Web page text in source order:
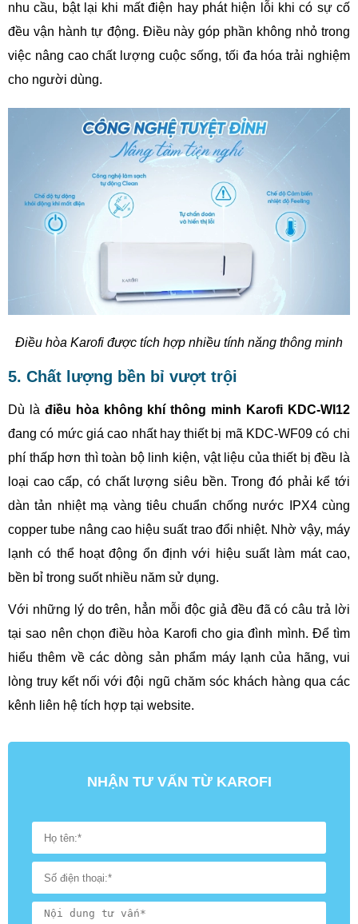
nhu cầu, bật lại khi mất điện hay phát hiện lỗi khi có sự cố
đều vận hành tự động. Điều này góp phần không nhỏ trong
việc nâng cao chất lượng cuộc sống, tối đa hóa trải nghiệm
cho người dùng.
Điều hòa Karofi được tích hợp nhiều tính năng thông minh
5. Chất lượng bền bỉ vượt trội
Dù là điều hòa không khí thông minh Karofi KDC-WI12
đang có mức giá cao nhất hay thiết bị mã KDC-WF09 có chi
phí thấp hơn thì toàn bộ linh kiện, vật liệu của thiết bị đều là
loại cao cấp, có chất lượng siêu bền. Trong đó phải kể tới
dàn tản nhiệt mạ vàng tiêu chuẩn chống nước IPX4 cùng
copper tube nâng cao hiệu suất trao đổi nhiệt. Nhờ vậy, máy
lạnh có thể hoạt động ổn định với hiệu suất làm mát cao,
bền bỉ trong suốt nhiều năm sử dụng.
Với những lý do trên, hẳn mỗi độc giả đều đã có câu trả lời
tại sao nên chọn điều hòa Karofi cho gia đình mình. Để tìm
hiểu thêm về các dòng sản phẩm máy lạnh của hãng, vui
lòng truy kết nối với đội ngũ chăm sóc khách hàng qua các
kênh liên hệ tích hợp tại website.
NHẬN TƯ VẤN TỪ KAROFI